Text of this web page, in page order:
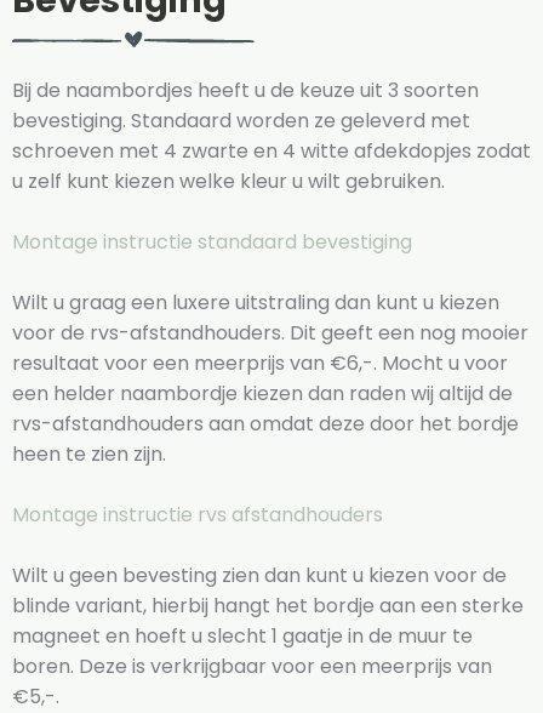
Bij de naambordjes heeft u de keuze uit 3 soorten
bevestiging. Standaard worden ze geleverd met
schroeven met 4 zwarte en 4 witte afdekdopjes zodat
u zelf kunt kiezen welke kleur u wilt gebruiken.
Montage instructie standaard bevestiging
Wilt u graag een luxere uitstraling dan kunt u kiezen
voor de rvs-afstandhouders. Dit geeft een nog mooier
resultaat voor een meerprijs van €6,-. Mocht u voor
een helder naambordje kiezen dan raden wij altijd de
rvs-afstandhouders aan omdat deze door het bordje
heen te zien zijn.
Montage instructie rvs afstandhouders
Wilt u geen bevesting zien dan kunt u kiezen voor de
blinde variant, hierbij hangt het bordje aan een sterke
magneet en hoeft u slecht 1 gaatje in de muur te
boren. Deze is verkrijgbaar voor een meerprijs van
€5,-.